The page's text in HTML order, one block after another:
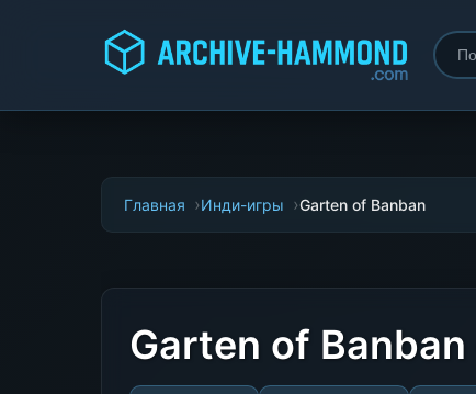
Главная Инди-игры Garten of Banban
Garten of